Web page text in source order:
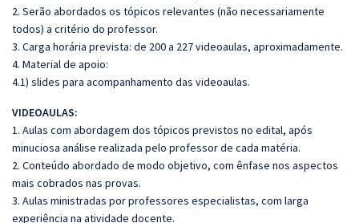
2. Serão abordados os tópicos relevantes (não necessariamente
todos) a critério do professor.
3. Carga horária prevista: de 200 a 227 videoaulas, aproximadamente.
4. Material de apoio:
4.1) slides para acompanhamento das videoaulas.
VIDEOAULAS:
1. Aulas com abordagem dos tópicos previstos no edital, após
minuciosa análise realizada pelo professor de cada matéria.
2. Conteúdo abordado de modo objetivo, com ênfase nos aspectos
mais cobrados nas provas.
3. Aulas ministradas por professores especialistas, com larga
experiência na atividade docente.